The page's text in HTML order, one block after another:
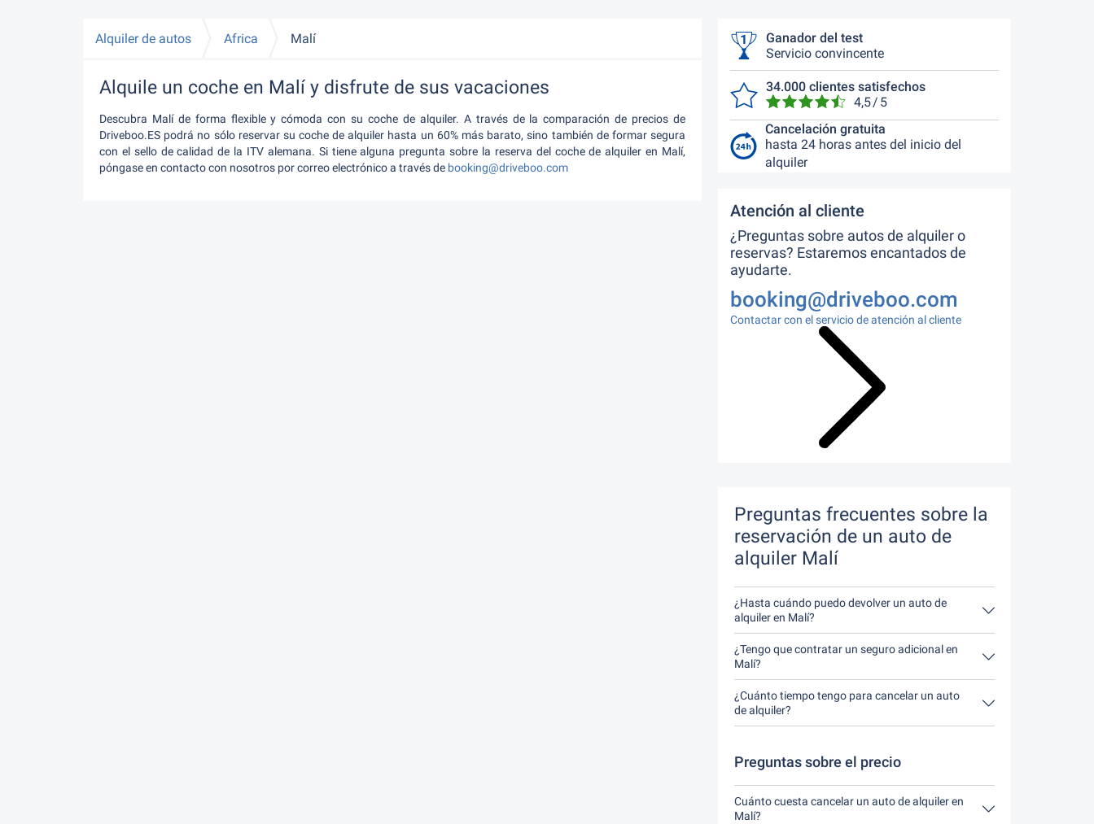
Alquiler de autos Africa Malí
Alquile un coche en Malí y disfrute de sus vacaciones
Descubra Malí de forma flexible y cómoda con su coche de alquiler. A través de la comparación de precios de
Driveboo.ES podrá no sólo reservar su coche de alquiler hasta un 60% más barato, sino también de formar segura
con el sello de calidad de la ITV alemana. Si tiene alguna pregunta sobre la reserva del coche de alquiler en Malí,
póngase en contacto con nosotros por correo electrónico a través de booking@driveboo.com
Ganador del test
Servicio convincente
34.000 clientes satisfechos
4,5 / 5
Cancelación gratuita
hasta 24 horas antes del inicio del
alquiler
Atención al cliente
¿Preguntas sobre autos de alquiler o
reservas? Estaremos encantados de
ayudarte.
booking@driveboo.com
Contactar con el servicio de atención al cliente
Preguntas frecuentes sobre la
reservación de un auto de
alquiler Malí
¿Hasta cuándo puedo devolver un auto de
alquiler en Malí?
En principio, puede devolver el auto de alquiler a
cualquier hora del día. Lo único importante es que
no devuelva el auto de alquiler más tarde de lo
¿Tengo que contratar un seguro adicional en
Malí?
Lo mejor es contratar un seguro a todo riesgo sin
franquicia a través de nosotros. Así no tendrás
que contratar ningún seguro adicional in situ.
¿Cuánto tiempo tengo para cancelar un auto
de alquiler?
Tienes hasta 24 horas antes del alquiler dentro
Preguntas sobre el precio
Cuánto cuesta cancelar un auto de alquiler en
Malí?